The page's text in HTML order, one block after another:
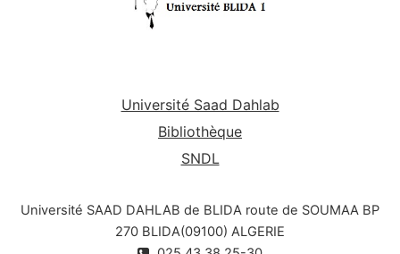
Université Saad Dahlab
Bibliothèque
SNDL
Université SAAD DAHLAB de BLIDA route de SOUMAA BP
270 BLIDA(09100) ALGERIE